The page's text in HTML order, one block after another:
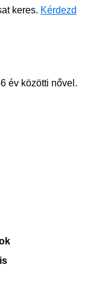
keres. Kérdezd
év közötti nővel.